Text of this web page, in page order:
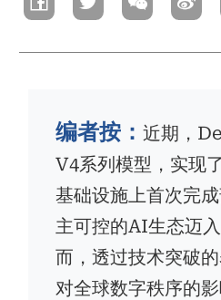
屑
编者按：近期，
V4系列模型，实现
基础设施上首次完
主可控的AI生态迈
而，透过技术突破
对全球数字秩序的影